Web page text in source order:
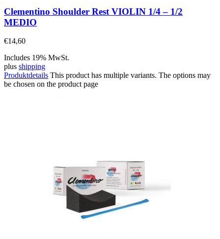
Clementino Shoulder Rest VIOLIN 1/4 – 1/2
MEDIO
€14,60
Includes 19% MwSt.
plus shipping
Produktdetails This product has multiple variants. The options may
be chosen on the product page